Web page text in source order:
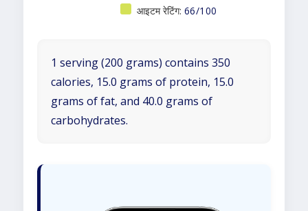
आइटम रेटिंग: 66/100
1 serving (200 grams) contains 350
calories, 15.0 grams of protein, 15.0
grams of fat, and 40.0 grams of
carbohydrates.